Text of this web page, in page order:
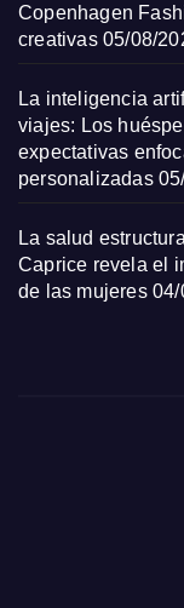
Copenhagen
creativas 05/08/
La inteligencia
viajes: Los
expectativas
personalizadas
La salud
Caprice revela el
de las mujeres 04/